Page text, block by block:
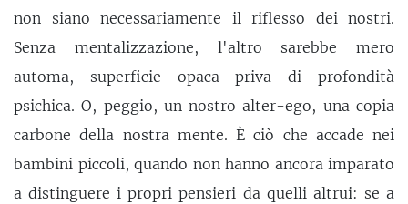
non siano necessariamente il riflesso dei nostri.
Senza mentalizzazione, l'altro sarebbe mero
automa, superficie opaca priva di profondità
psichica. O, peggio, un nostro alter-ego, una copia
carbone della nostra mente. È ciò che accade nei
bambini piccoli, quando non hanno ancora imparato
a distinguere i propri pensieri da quelli altrui: se a